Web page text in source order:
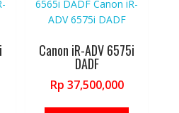
Canon iR-ADV 6575i
DADF
Rp 37,500,000